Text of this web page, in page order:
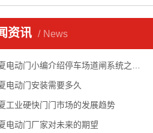
资讯 News
电动门小编介绍停车场道闸系统之栅栏道闸
电动门安装需要多久
工业硬快门门市场的发展趋势
电动门厂家对未来的期望